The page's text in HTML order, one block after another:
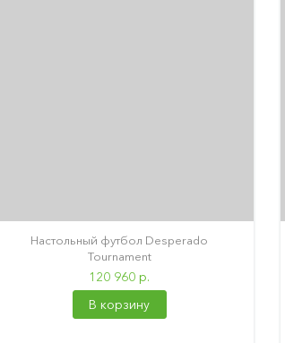
Настольный футбол Desperado
Tournament
120 960 р.
В корзину